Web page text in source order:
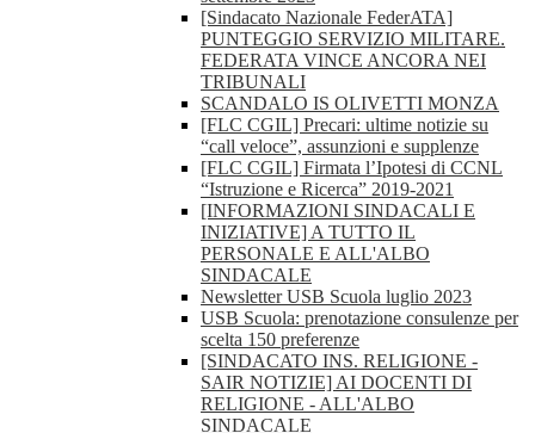
[Sindacato Nazionale FederATA]
PUNTEGGIO SERVIZIO MILITARE.
FEDERATA VINCE ANCORA NEI
TRIBUNALI
SCANDALO IS OLIVETTI MONZA
[FLC CGIL] Precari: ultime notizie su
“call veloce”, assunzioni e supplenze
[FLC CGIL] Firmata l’Ipotesi di CCNL
“Istruzione e Ricerca” 2019-2021
[INFORMAZIONI SINDACALI E
INIZIATIVE] A TUTTO IL
PERSONALE E ALL'ALBO
SINDACALE
Newsletter USB Scuola luglio 2023
USB Scuola: prenotazione consulenze per
scelta 150 preferenze
[SINDACATO INS. RELIGIONE -
SAIR NOTIZIE] AI DOCENTI DI
RELIGIONE - ALL'ALBO
SINDACALE